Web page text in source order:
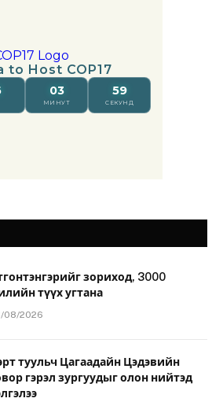
зориход, 3000
түүх угтана
08/2026
туульч Цагаадайн Цэдэвийн
гэрэл зургуудыг олон нийтэд